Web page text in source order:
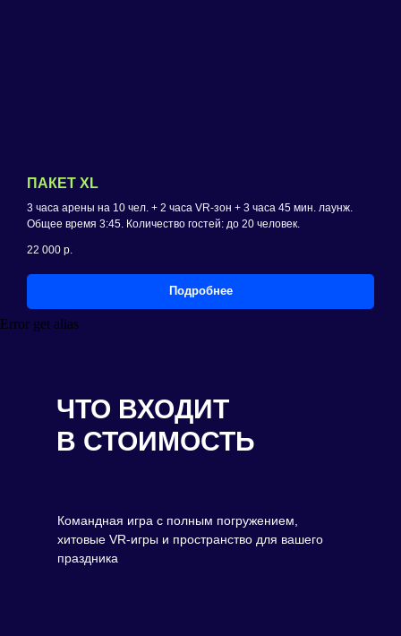
ПАКЕТ XL
3 часа арены на 10 чел. + 2 часа VR-зон + 3 часа 45 мин. лаунж.
Общее время 3:45. Количество гостей: до 20 человек.
22 000 р.
Подробнее
Error get alias
ЧТО ВХОДИТ
В СТОИМОСТЬ
Командная игра с полным погружением,
хитовые VR-игры и пространство для вашего
праздника